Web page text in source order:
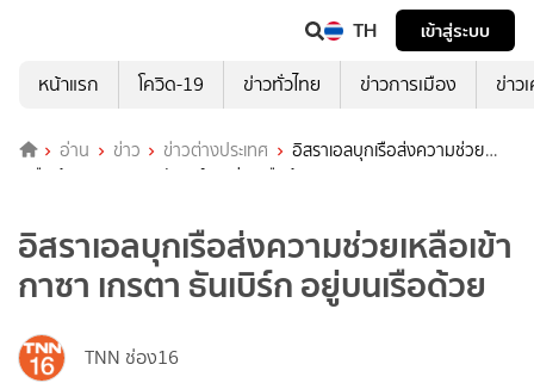
TH
เข้าสู่ระบบ
หน้าแรก
โควิด-19 ข่าวทั่วไทย ข่าวการเมือง ข่าว
อ่าน ข่าว ข่าวต่างประเทศ
อิสราเอลบุกเรือส่งความช่วย
เหลือเข้ากาซา เกรตา ธันเบิร์ก อยู่บนเรือด้วย
อิสราเอลบุกเรือส่งความช่วยเหลือเข้า
กาซา เกรตา ธันเบิร์ก อยู่บนเรือด้วย
TNN ช่อง16